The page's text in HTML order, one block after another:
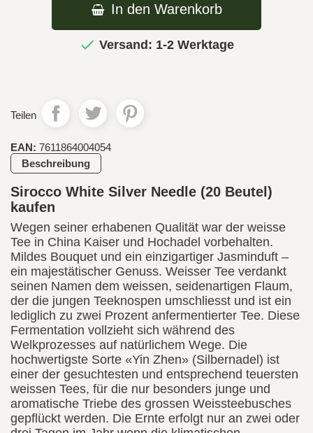
In den Warenkorb
 Versand: 1-2 Werktage
Teilen
EAN: 7611864004054
Beschreibung
Sirocco White Silver Needle (20 Beutel)
kaufen
Wegen seiner erhabenen Qualität war der weisse
Tee in China Kaiser und Hochadel vorbehalten.
Mildes Bouquet und ein einzigartiger Jasminduft –
ein majestätischer Genuss. Weisser Tee verdankt
seinen Namen dem weissen, seidenartigen Flaum,
der die jungen Teeknospen umschliesst und ist ein
lediglich zu zwei Prozent anfermentierter Tee. Diese
Fermentation vollzieht sich während des
Welkprozesses auf natürlichem Wege. Die
hochwertigste Sorte «Yin Zhen» (Silbernadel) ist
einer der gesuchtesten und entsprechend teuersten
weissen Tees, für die nur besonders junge und
aromatische Triebe des grossen Weissteebusches
gepflückt werden. Die Ernte erfolgt nur an zwei oder